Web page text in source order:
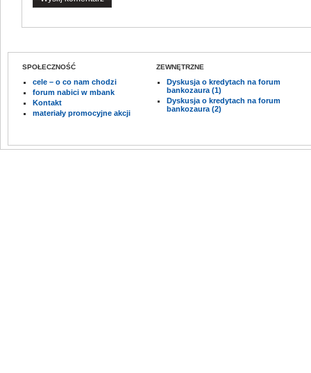
SPOŁECZNOŚĆ
cele – o co nam chodzi
forum nabici w mbank
Kontakt
materiały promocyjne akcji
ZEWNĘTRZNE
Dyskusja o kredytach na forum
bankozaura (1)
Dyskusja o kredytach na forum
bankozaura (2)